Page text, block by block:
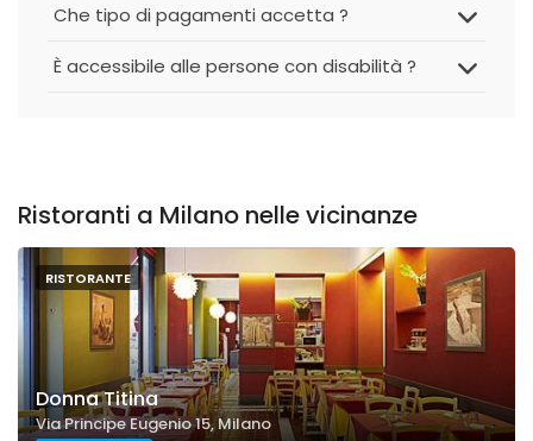
Che tipo di pagamenti accetta ?
È accessibile alle persone con disabilità ?
Ristoranti a Milano nelle vicinanze
RISTORANTE
Donna Titina
Via Principe Eugenio 15, Milano